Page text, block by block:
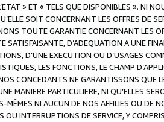
» ET « TELS QUE DISPONIBLES ». NI
SOIT CONCERNANT LES OFFRES DE
TOUTE GARANTIE CONCERNANT LES
SATISFAISANTE, D’ADEQUATION A UNE
D’UNE EXECUTION OU D’USAGES
LES FONCTIONS, LE CHAMP
CONCEDANTS NE GARANTISSONS QUE
MANIERE PARTICULIERE, NI QU’ELLES
MÊMES NI AUCUN DE NOS AFFILIES OU DE
OU INTERRUPTIONS DE SERVICE, Y